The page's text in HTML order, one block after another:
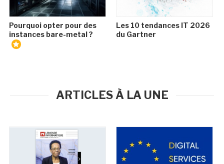
Pourquoi opter pour des
instances bare-metal ?
Les 10 tendances IT 2026
du Gartner
ARTICLES À LA UNE